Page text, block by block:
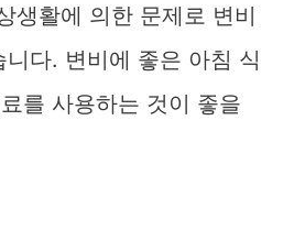
생활에 의한 문제로 변비
다. 변비에 좋은 아침 식
를 사용하는 것이 좋을